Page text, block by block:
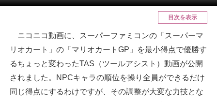
メディア
スマホと通信の最新トレンド
進化するPCとデバイスの未来
目次を表示
ニコニコ動画に、スーパーファミコンの「スーパーマ
リオカート」の「マリオカートGP」を最小得点で優勝す
るちょっと変わったTAS（ツールアシスト）動画が公開
されました。NPCキャラの順位を操り全員ができるだけ
同じ得点にするわけですが、その調整が大変な力技とな